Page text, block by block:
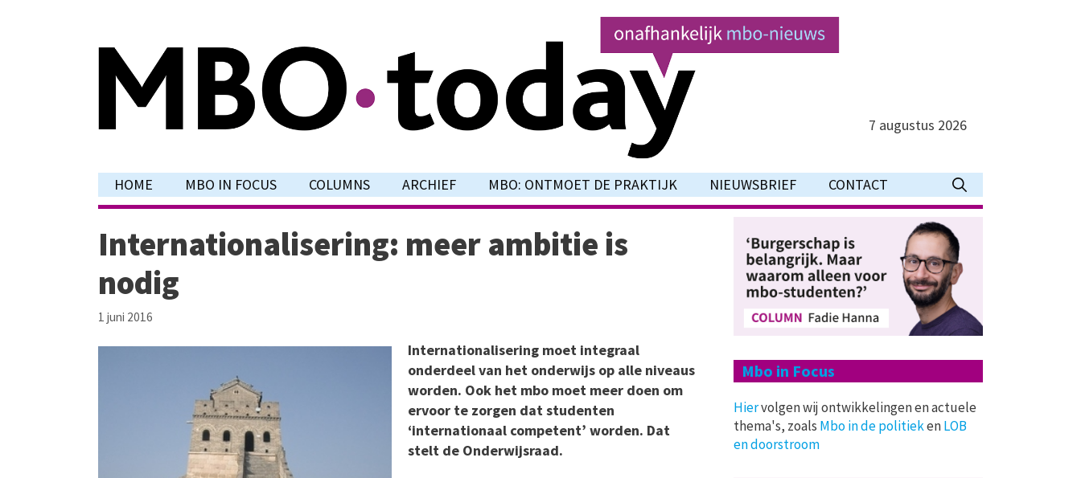
7 augustus 2026
HOME MBO IN FOCUS COLUMNS ARCHIEF MBO: ONTMOET DE PRAKTIJK NIEUWSBRIEF CONTACT
Internationalisering: meer ambitie is
nodig
1 juni 2016
Internationalisering moet integraal
onderdeel van het onderwijs op alle niveaus
worden. Ook het mbo moet meer doen om
ervoor te zorgen dat studenten
‘internationaal competent’ worden. Dat
stelt de Onderwijsraad.
Mbo in Focus
Hiervolgen wij ontwikkelingen en actuele
thema's, zoals Mbo in de politiekenLOB
en doorstroom